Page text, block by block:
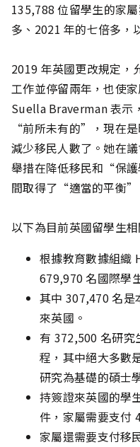
135,788 位留學生的家
多、2021 年的七倍多，
2019 年英國更改規定，
工作並停留兩年，也使
Suella Braverman 表示
“前所未有的”，現在
減少移民人數了。她在
舉措在降低移民和“保
間取得了“適當的平衡”
以下為目前英國留學生
根據教育數據組織
679,970 名國際學
其中 307,470 名是
來英國。
有 372,500 名研
程，其中絕大多數
研究為基礎的碩士
持簽證來英國的學
件，家屬需要支付
家屬還需要支付移